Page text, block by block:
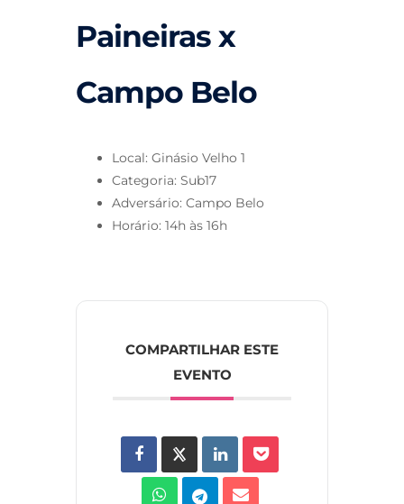
Paineiras x
Campo Belo
Local: Ginásio Velho 1
Categoria: Sub17
Adversário: Campo Belo
Horário: 14h às 16h
COMPARTILHAR ESTE
EVENTO